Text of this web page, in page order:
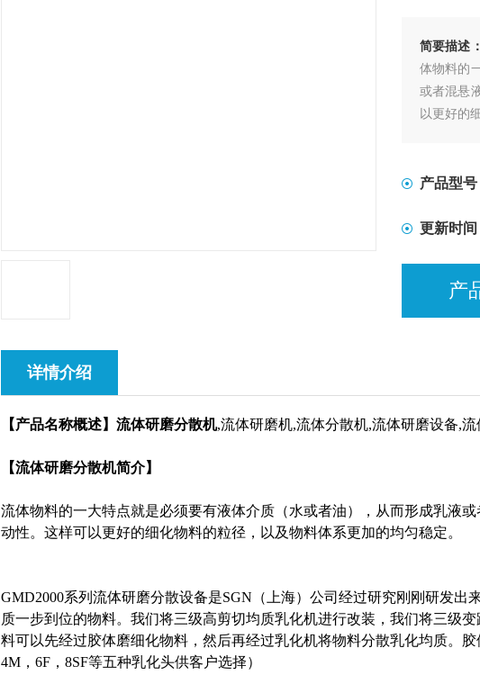
简要描述
体物料的
或者混悬
以更好的
产品型号
更新时间
产
详情介绍
【产品名称概述】流体研磨分散机,流体研磨机,流体分散机,流体研磨设备,
【流体研磨分散机简介】
流体物料的一大特点就是必须要有液体介质（水或者油），从而形成乳液
动性。这样可以更好的细化物料的粒径，以及物料体系更加的均匀稳定。
GMD2000系列流体研磨分散设备是SGN（上海）公司经过研究刚刚研发
质一步到位的物料。我们将三级高剪切均质乳化机进行改装，我们将三级
料可以先经过胶体磨细化物料，然后再经过乳化机将物料分散乳化均质。
4M，6F，8SF等五种乳化头供客户选择）